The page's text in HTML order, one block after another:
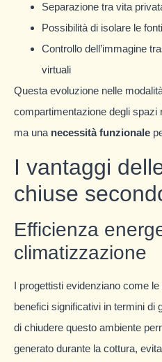
Separazione tra vita
Possibilità di isolare le
Controllo dell’immagine
virtuali
Questa evoluzione nelle
compartimentazione degli spazi
ma una necessità funzionale
I vantaggi
chiuse
Efficienza
climatizzazione
I progettisti evidenziano come le
benefici significativi in termini di
di chiudere questo ambiente
generato durante la cottura,